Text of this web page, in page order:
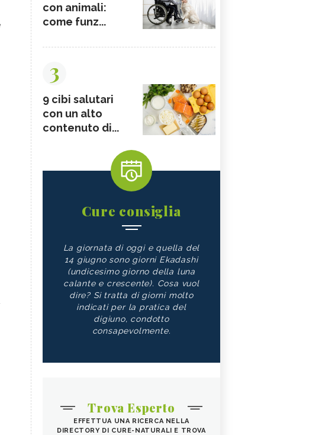
con animali:
come funz...
3
9 cibi salutari
con un alto
contenuto di...
Cure consiglia
La giornata di oggi e quella del
14 giugno sono giorni Ekadashi
(undicesimo giorno della luna
calante e crescente). Cosa vuol
dire? Si tratta di giorni molto
indicati per la pratica del
digiuno, condotto
consapevolmente.
Trova Esperto
EFFETTUA UNA RICERCA NELLA
DIRECTORY DI CURE-NATURALI E TROVA